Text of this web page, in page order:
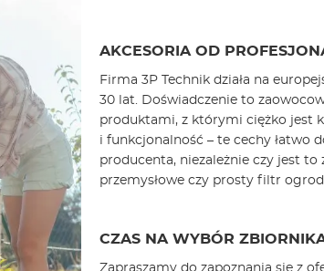
AKCESORIA OD
Firma 3P Technik działa na
30 lat. Doświadczenie to
produktami, z którymi ciężko jest
i funkcjonalność – te cechy łatwo
producenta, niezależnie czy jest
przemysłowe czy prosty filtr
CZAS NA WYBÓR
Zapraszamy do zapoznania się z